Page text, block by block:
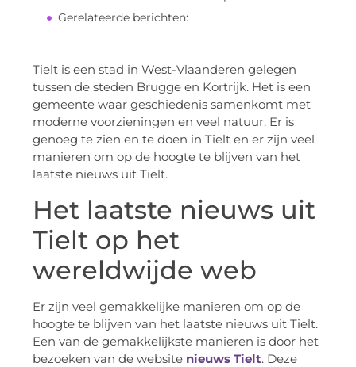
Gerelateerde berichten:
Tielt is een stad in West-Vlaanderen gelegen
tussen de steden Brugge en Kortrijk. Het is een
gemeente waar geschiedenis samenkomt met
moderne voorzieningen en veel natuur. Er is
genoeg te zien en te doen in Tielt en er zijn veel
manieren om op de hoogte te blijven van het
laatste nieuws uit Tielt.
Het laatste nieuws uit
Tielt op het
wereldwijde web
Er zijn veel gemakkelijke manieren om op de
hoogte te blijven van het laatste nieuws uit Tielt.
Een van de gemakkelijkste manieren is door het
bezoeken van de website nieuws Tielt. Deze